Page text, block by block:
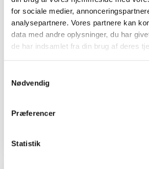
for sociale medier,
analysepartnere. Vores partnere kan
data med andre oplysninger, du har
de har indsamlet fra din brug af deres
Nødvendig
Præferencer
Statistik
Årets Brugtbil 2020